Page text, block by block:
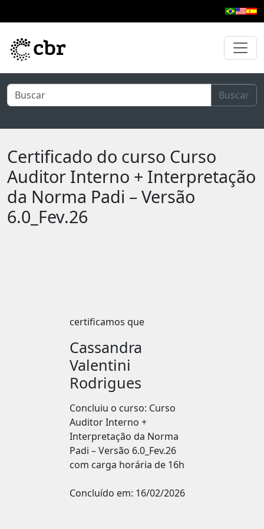
Buscar
Certificado do curso Curso
Auditor Interno + Interpretação
da Norma Padi – Versão
6.0_Fev.26
certificamos que
Cassandra
Valentini
Rodrigues
Concluiu o curso: Curso
Auditor Interno +
Interpretação da Norma
Padi – Versão 6.0_Fev.26
com carga horária de 16h
Concluído em: 16/02/2026